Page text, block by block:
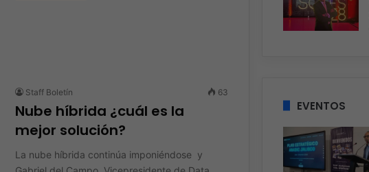
Staff Boletín 63
Nube híbrida ¿cuál es la
mejor solución?
La nube híbrida continúa imponiéndose y
EVENTOS